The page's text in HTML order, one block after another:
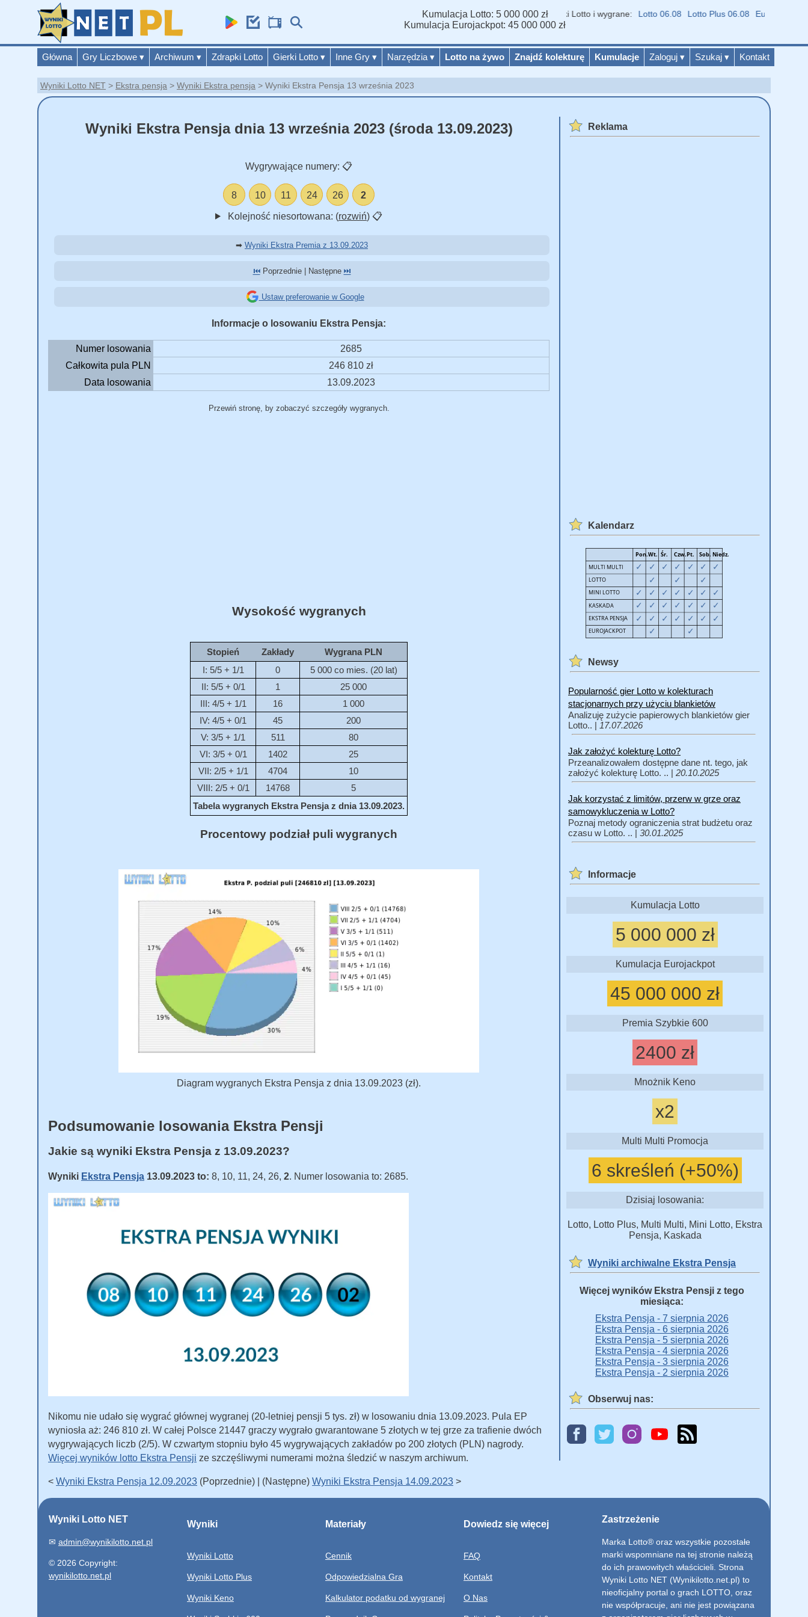
Główna Gry Liczbowe ▾ Archiwum ▾ Zdrapki Lotto Gierki Lotto ▾ Inne Gry ▾ Narzędzia ▾ Lotto na żywo Znajdź kolekturę Kumulacje Zaloguj ▾ Szukaj ▾ Kontakt
Kumulacja Lotto: 5 000 000 zł
Kumulacja Eurojackpot: 45 000 000 zł
Wyniki Lotto i wygrane: Lotto 06.08 Lotto Plus 06.08 Eurojackpot
Wyniki Lotto NET Ekstra pensja Wyniki Ekstra pensja Wyniki Ekstra Pensja 13 września 2023
Wyniki Ekstra Pensja dnia 13 września 2023 (środa 13.09.2023)
Wygrywające numery: 📋
8 10 11 24 26 2
Kolejność niesortowana: (rozwiń) 📋
➡ Wyniki Ekstra Premia z 13.09.2023
⏮️Poprzednie | Następne ⏭️
Ustaw preferowanie w Google
Informacje o losowaniu Ekstra Pensja:
Numer losowania
2685
Całkowita pula PLN
246 810 zł
Data losowania
13.09.2023
Przewiń stronę, by zobaczyć szczegóły wygranych.
Wysokość wygranych
Stopień Zakłady
Wygrana PLN
I: 5/5 + 1/1
0
5 000 co mies. (20 lat)
II: 5/5 + 0/1
1
25 000
III: 4/5 + 1/1
16
1 000
IV: 4/5 + 0/1
45
200
V: 3/5 + 1/1
511
80
VI: 3/5 + 0/1
1402
25
VII: 2/5 + 1/1
4704
10
VIII: 2/5 + 0/1
14768
5
Tabela wygranych Ekstra Pensja z dnia 13.09.2023.
Procentowy podział puli wygranych
Diagram wygranych Ekstra Pensja z dnia 13.09.2023 (zł).
Podsumowanie losowania Ekstra Pensji
Jakie są wyniki Ekstra Pensja z 13.09.2023?
Wyniki Ekstra Pensja 13.09.2023 to: 8, 10, 11, 24, 26, 2. Numer losowania to: 2685.
Nikomu nie udało się wygrać głównej wygranej (20-letniej pensji 5 tys. zł) w losowaniu dnia 13.09.2023. Pula EP
wyniosła aż: 246 810 zł. W całej Polsce 21447 graczy wygrało gwarantowane 5 złotych w tej grze za trafienie dwóch
wygrywających liczb (2/5). W czwartym stopniu było 45 wygrywających zakładów po 200 złotych (PLN) nagrody.
Więcej wyników lotto Ekstra Pensji ze szczęśliwymi numerami można śledzić w naszym archiwum.
< Wyniki Ekstra Pensja 12.09.2023 (Poprzednie) | (Następne) Wyniki Ekstra Pensja 14.09.2023 >
Reklama
Kalendarz
Newsy
Popularność gier Lotto w kolekturach
stacjonarnych przy użyciu blankietów
Analizuję zużycie papierowych blankietów gier
Lotto.. | 17.07.2026
Jak założyć kolekturę Lotto?
Przeanalizowałem dostępne dane nt. tego, jak
założyć kolekturę Lotto. .. | 20.10.2025
Jak korzystać z limitów, przerw w grze oraz
samowykluczenia w Lotto?
Poznaj metody ograniczenia strat budżetu oraz
czasu w Lotto. .. | 30.01.2025
Informacje
Kumulacja Lotto
5 000 000 zł
Kumulacja Eurojackpot
45 000 000 zł
Premia Szybkie 600
2400 zł
Mnożnik Keno
x2
Multi Multi Promocja
6 skreśleń (+50%)
Dzisiaj losowania:
Lotto, Lotto Plus, Multi Multi, Mini Lotto, Ekstra
Pensja, Kaskada
Wyniki archiwalne Ekstra Pensja
Więcej wyników Ekstra Pensji z tego
miesiąca:
Ekstra Pensja - 7 sierpnia 2026
Ekstra Pensja - 6 sierpnia 2026
Ekstra Pensja - 5 sierpnia 2026
Ekstra Pensja - 4 sierpnia 2026
Ekstra Pensja - 3 sierpnia 2026
Ekstra Pensja - 2 sierpnia 2026
Obserwuj nas:
Wyniki Lotto NET
✉ admin@wynikilotto.net.pl
© 2026 Copyright:
wynikilotto.net.pl
Wyniki
Wyniki Lotto
Wyniki Lotto Plus
Wyniki Keno
Materiały
Cennik
Odpowiedzialna Gra
Kalkulator podatku od wygranej
Dowiedz się więcej
FAQ
Kontakt
O Nas
Zastrzeżenie
Marka Lotto® oraz wszystkie pozostałe
marki wspomniane na tej stronie należą
do ich prawowitych właścicieli. Strona
Wyniki Lotto NET (Wynikilotto.net.pl) to
nieoficjalny portal o grach LOTTO, oraz
nie współpracuje, ani nie jest powiązana